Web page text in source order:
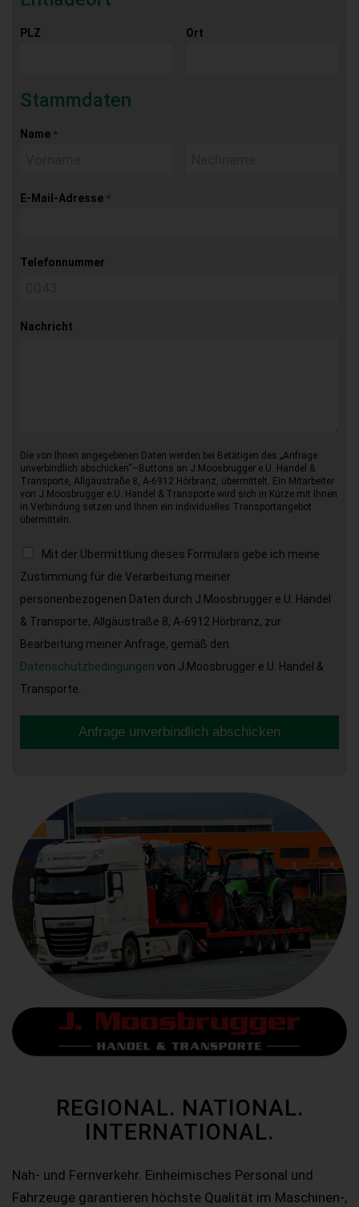
PLZ Ort
Stammdaten
Name *
E-Mail-Adresse *
Telefonnummer
Nachricht
Die von Ihnen angegebenen Daten werden bei Betätigen des „Anfrage
unverbindlich abschicken“–Buttons an J.Moosbrugger e.U. Handel &
Transporte, Allgäustraße 8, A-6912 Hörbranz, übermittelt. Ein Mitarbeiter
von J.Moosbrugger e.U. Handel & Transporte wird sich in Kürze mit Ihnen
in Verbindung setzen und Ihnen ein individuelles Transportangebot
übermitteln.
Mit der Übermittlung dieses Formulars gebe ich meine
Zustimmung für die Verarbeitung meiner
personenbezogenen Daten durch J.Moosbrugger e.U. Handel
& Transporte, Allgäustraße 8, A-6912 Hörbranz, zur
Bearbeitung meiner Anfrage, gemäß den
Datenschutzbedingungen von J.Moosbrugger e.U. Handel &
Transporte.
Anfrage unverbindlich abschicken
REGIONAL. NATIONAL.
INTERNATIONAL.
Nah- und Fernverkehr. Einheimisches Personal und
Fahrzeuge garantieren höchste Qualität im Maschinen-,